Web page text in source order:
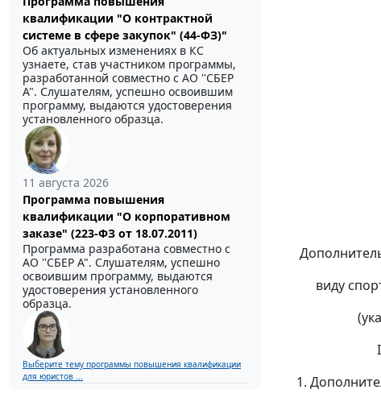
квалификации "О контрактной
системе в сфере закупок" (44-ФЗ)"
Об актуальных изменениях в КС
узнаете, став участником программы,
разработанной совместно с АО ''СБЕР
А". Слушателям, успешно освоившим
программу, выдаются удостоверения
установленного образца.
11 августа 2026
Программа повышения
квалификации "О корпоративном
заказе" (223-ФЗ от 18.07.2011)
Программа разработана совместно с
АО ''СБЕР А". Слушателям, успешно
освоившим программу, выдаются
удостоверения установленного
образца.
Выберите тему программы повышения квалификации
для юристов ...
виду спорта
I.
1.